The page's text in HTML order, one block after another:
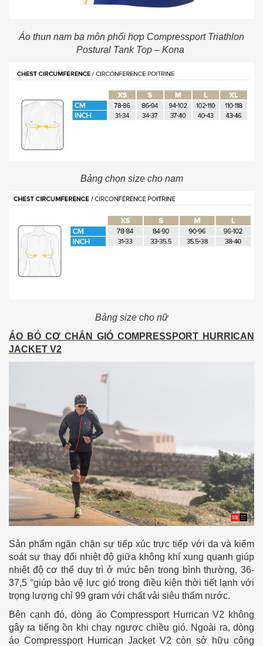
Áo thun nam ba môn phối hợp Compressport Triathlon
Postural Tank Top – Kona
Bảng chọn size cho nam
Bảng size cho nữ
ÁO BÓ CƠ CHẮN GIÓ COMPRESSPORT HURRICAN
JACKET V2
Sản phẩm ngăn chặn sự tiếp xúc trực tiếp với da và kiểm
soát sự thay đổi nhiệt độ giữa không khí xung quanh giúp
nhiệt độ cơ thể duy trì ở mức bên trong bình thường, 36-
37,5 °giúp bảo vệ lực gió trong điều kiện thời tiết lạnh với
trọng lượng chỉ 99 gram với chất vải siêu thấm nước.
Bên cạnh đó, dòng áo Compressport Hurrican V2 không
gây ra tiếng ồn khi chạy ngược chiều gió. Ngoài ra, dòng
áo Compressport Hurrican Jacket V2 còn sở hữu công